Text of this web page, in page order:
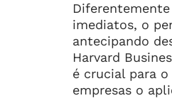
imediatos, o
antecipando
Harvard
é crucial para o
empresas o